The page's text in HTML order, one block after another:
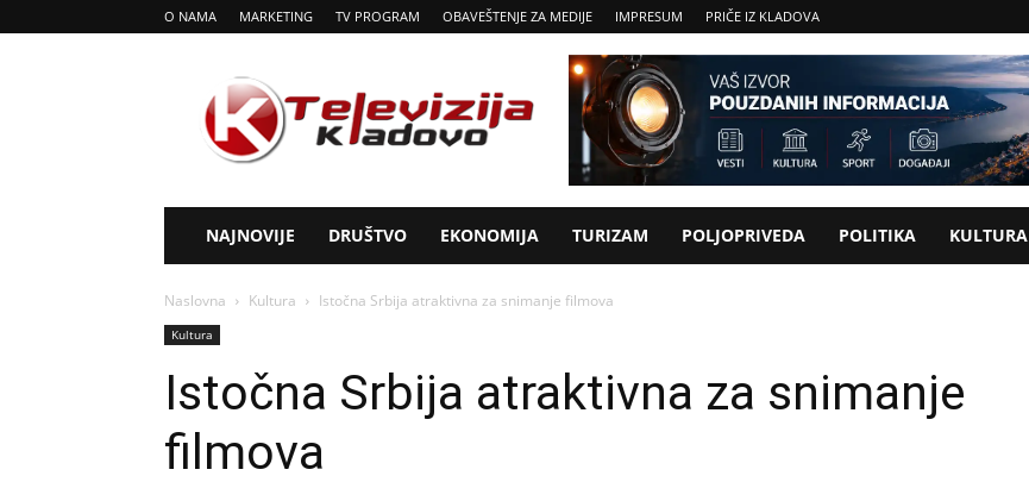
O NAMA MARKETING TV PROGRAM OBAVEŠTENJE ZA MEDIJE IMPRESUM PRIČE IZ KLADOVA
Tv
Kladovo
NAJNOVIJE DRUŠTVO EKONOMIJA TURIZAM POLJOPRIVEDA POLITIKA KULTURA
Naslovna Kultura Istočna Srbija atraktivna za snimanje filmova
Kultura
Istočna Srbija atraktivna za snimanje
filmova